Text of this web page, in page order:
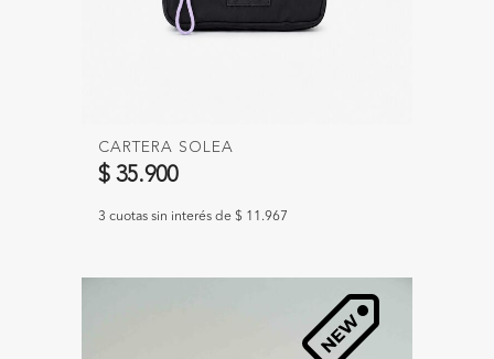
CARTERA SOLEA
$ 35.900
3 cuotas sin interés de $ 11.967